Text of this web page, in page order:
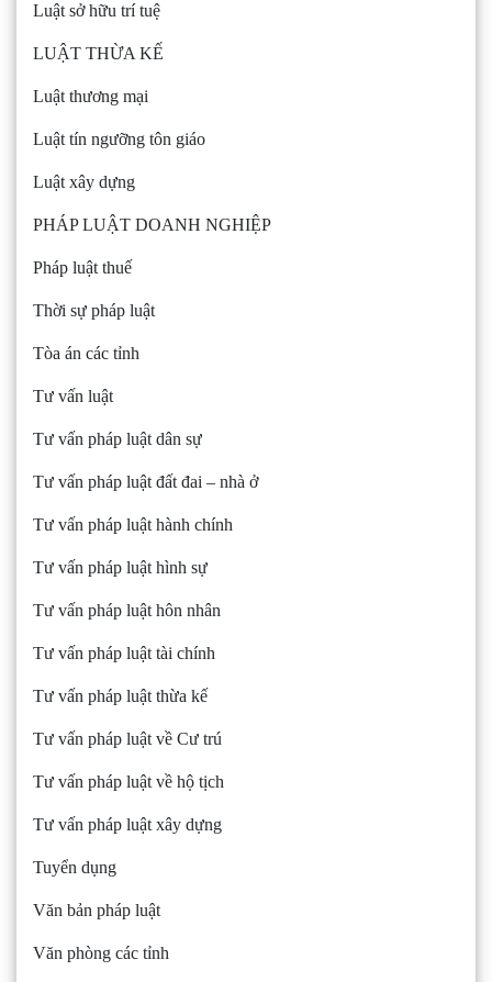
Luật sở hữu trí tuệ
LUẬT THỪA KẾ
Luật thương mại
Luật tín ngưỡng tôn giáo
Luật xây dựng
PHÁP LUẬT DOANH NGHIỆP
Pháp luật thuế
Thời sự pháp luật
Tòa án các tỉnh
Tư vấn luật
Tư vấn pháp luật dân sự
Tư vấn pháp luật đất đai – nhà ở
Tư vấn pháp luật hành chính
Tư vấn pháp luật hình sự
Tư vấn pháp luật hôn nhân
Tư vấn pháp luật tài chính
Tư vấn pháp luật thừa kế
Tư vấn pháp luật về Cư trú
Tư vấn pháp luật về hộ tịch
Tư vấn pháp luật xây dựng
Tuyển dụng
Văn bản pháp luật
Văn phòng các tỉnh